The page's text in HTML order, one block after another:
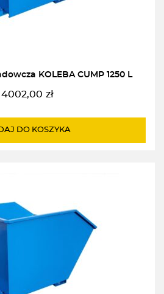
KOLEBA CUMP 1250 L
4002,00 zł
DO KOSZYKA